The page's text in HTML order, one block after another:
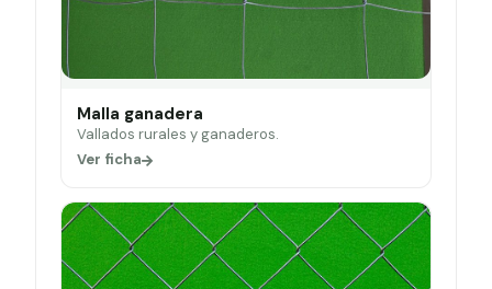
Malla ganadera
Vallados rurales y ganaderos.
Ver ficha